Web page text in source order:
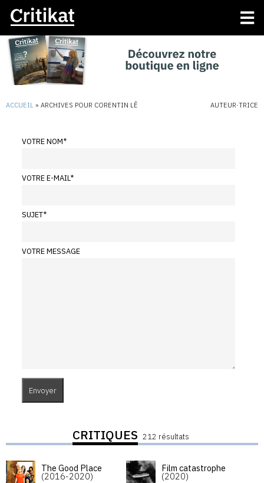
ACCUEIL » ARCHIVES POUR CORENTIN LÊ AUTEUR·TRICE
VOTRE NOM*
VOTRE E-MAIL*
SUJET*
VOTRE MESSAGE
CRITIQUES 212 résultats
The Good Place
(2016-2020)
Film catastrophe
(2020)